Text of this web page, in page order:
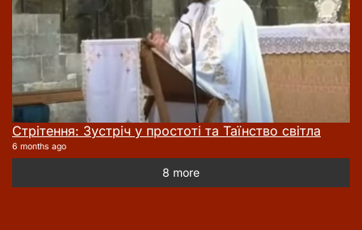
Стрітення: Зустріч у простоті та Таїнство світла
6 months ago
8 more